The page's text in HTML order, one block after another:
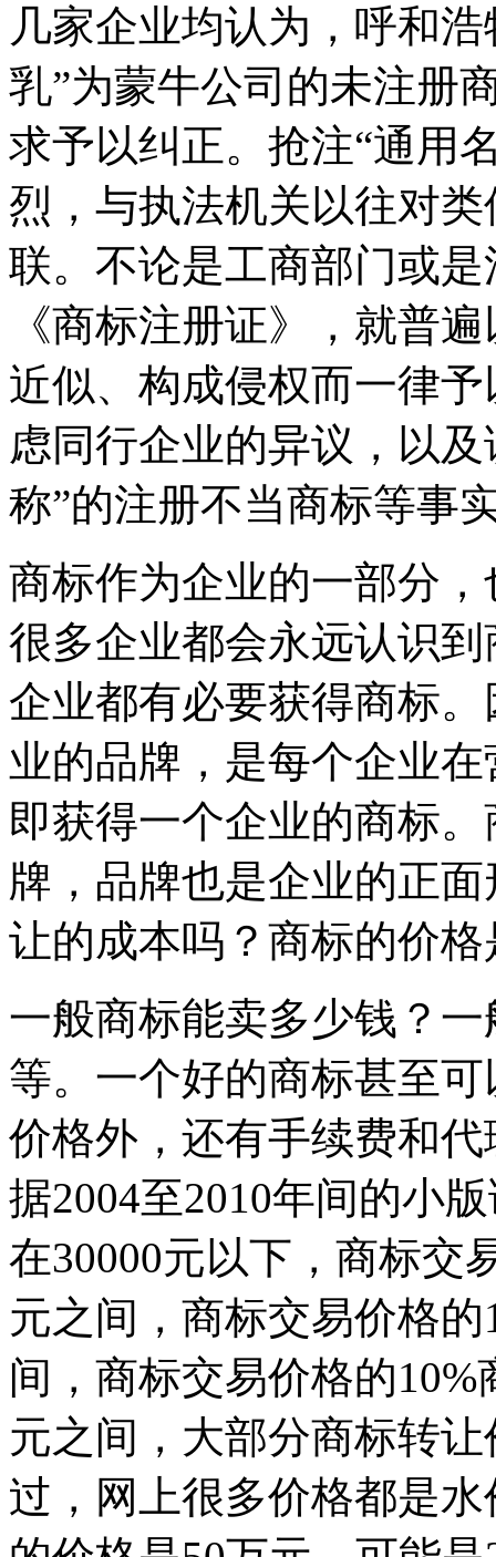
几家企业均认为，呼和
乳”为蒙牛公司的未注册
求予以纠正。抢注“通用
烈，与执法机关以往对
联。不论是工商部门或
《商标注册证》，就普
近似、构成侵权而一律
虑同行企业的异议，以
称”的注册不当商标等事
商标作为企业的一部分
很多企业都会永远认识
企业都有必要获得商标
业的品牌，是每个企业
即获得一个企业的商标
牌，品牌也是企业的正
让的成本吗？商标的价
一般商标能卖多少钱？
等。一个好的商标甚至
价格外，还有手续费和
据2004至2010年间的小
在30000元以下，商标交
元之间，商标交易价格的
间，商标交易价格的
元之间，大部分商标转
过，网上很多价格都是